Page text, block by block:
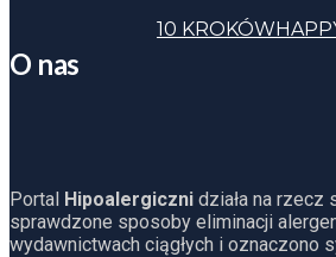
10 KROKÓW
O nas
Portal Hipoalergiczni działa na rzecz
sprawdzone sposoby eliminacji
wydawnictwach ciągłych i oznaczono